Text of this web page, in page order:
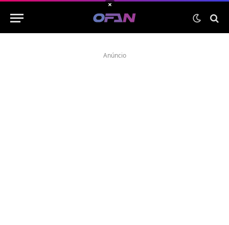
Anúncio
×